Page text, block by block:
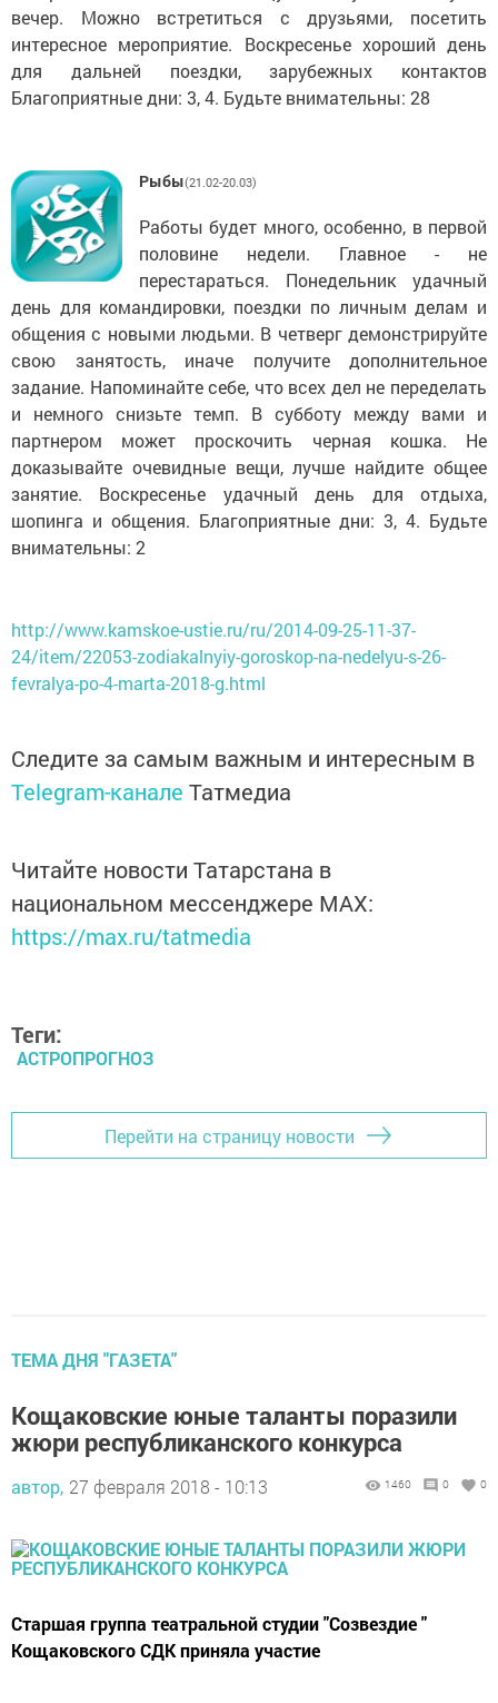
вечер. Можно встретиться с друзьями, посетить
интересное мероприятие. Воскресенье хороший день
для дальней поездки, зарубежных контактов
Благоприятные дни: 3, 4. Будьте внимательны: 28
Рыбы(21.02-20.03)
Работы будет много, особенно, в первой
половине недели. Главное - не
перестараться. Понедельник удачный
день для командировки, поездки по личным делам и
общения с новыми людьми. В четверг демонстрируйте
свою занятость, иначе получите дополнительное
задание. Напоминайте себе, что всех дел не переделать
и немного снизьте темп. В субботу между вами и
партнером может проскочить черная кошка. Не
доказывайте очевидные вещи, лучше найдите общее
занятие. Воскресенье удачный день для отдыха,
шопинга и общения. Благоприятные дни: 3, 4. Будьте
внимательны: 2
http://www.kamskoe-ustie.ru/ru/2014-09-25-11-37-
24/item/22053-zodiakalnyiy-goroskop-na-nedelyu-s-26-
fevralya-po-4-marta-2018-g.html
Следите за самым важным и интересным в
Telegram-канале Татмедиа
Читайте новости Татарстана в
национальном мессенджере MАХ:
https://max.ru/tatmedia
Теги:
АСТРОПРОГНОЗ
Перейти на страницу новости
ТЕМА ДНЯ "ГАЗЕТА"
Кощаковские юные таланты поразили
жюри республиканского конкурса
автор, 27 февраля 2018 - 10:13 1460 0 0
Старшая группа театральной студии "Созвездие "
Кощаковского СДК приняла участие